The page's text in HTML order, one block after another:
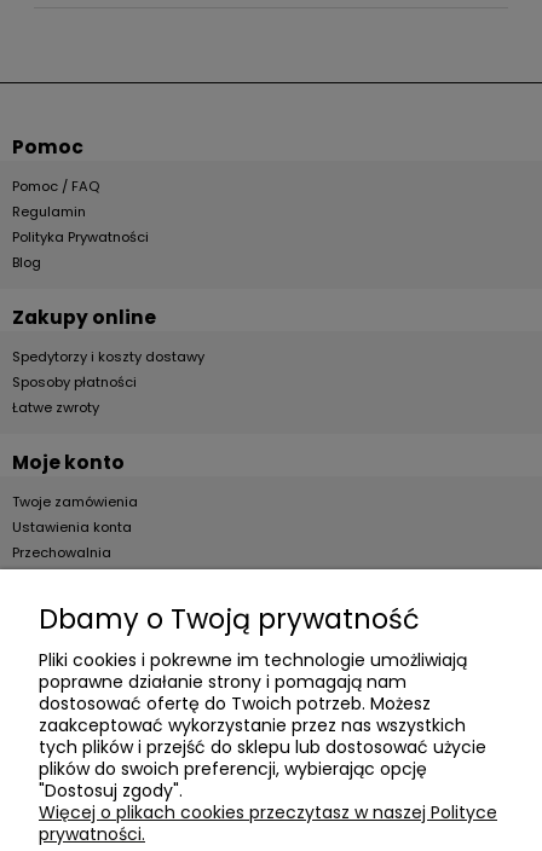
Pomoc
Pomoc / FAQ
Regulamin
Polityka Prywatności
Blog
Zakupy online
Spedytorzy i koszty dostawy
Sposoby płatności
Łatwe zwroty
Moje konto
Twoje zamówienia
Ustawienia konta
Przechowalnia
Dla firm
O firmie
Informacje o firmie
Kontakt
dacter.pl
Dbamy o Twoją prywatność
Pliki cookies i pokrewne im technologie umożliwiają
poprawne działanie strony i pomagają nam
dostosować ofertę do Twoich potrzeb. Możesz
zaakceptować wykorzystanie przez nas wszystkich
tych plików i przejść do sklepu lub dostosować użycie
plików do swoich preferencji, wybierając opcję
"Dostosuj zgody".
Więcej o plikach cookies przeczytasz w naszej Polityce
prywatności.